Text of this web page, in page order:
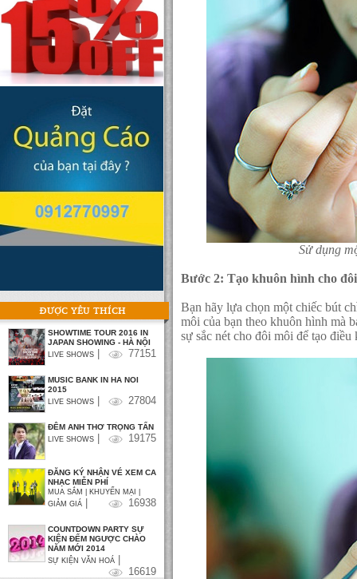
ĐƯỢC YÊU THÍCH
SHOWTIME TOUR 2016 IN
JAPAN SHOWING - HÀ NỘI
LIVE SHOWS 77151
MUSIC BANK IN HA NOI
2015
LIVE SHOWS 27804
ĐÊM ANH THƠ TRỌNG TẤN
LIVE SHOWS 19175
ĐĂNG KÝ NHẬN VÉ XEM CA
NHẠC MIỄN PHÍ
MUA SẮM | KHUYẾN MẠI |
GIẢM GIÁ
16938
COUNTDOWN PARTY SỰ
KIỆN ĐẾM NGƯỢC CHÀO
NĂM MỚI 2014
SỰ KIỆN VĂN HOÁ
16619
Sử dụng
Bước 2: Tạo khuôn hình cho
Bạn hãy lựa chọn một chiếc bút
môi của bạn theo khuôn hình mà
sự sắc nét cho đôi môi để tạo